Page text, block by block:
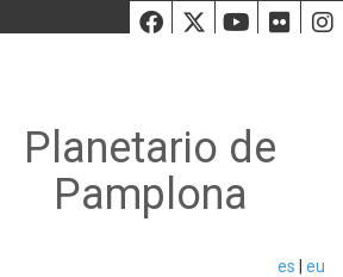
Facebook
Twiiter
Planetario de
Pamplona
es eu